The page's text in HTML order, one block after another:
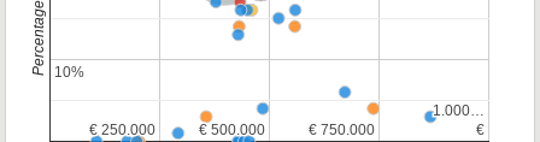
€ 250.000
€ 250.000 € 500.000
€ 500.000 € 750.000
€ 750.000 €
€
1.000…
1.000…
10%
10%